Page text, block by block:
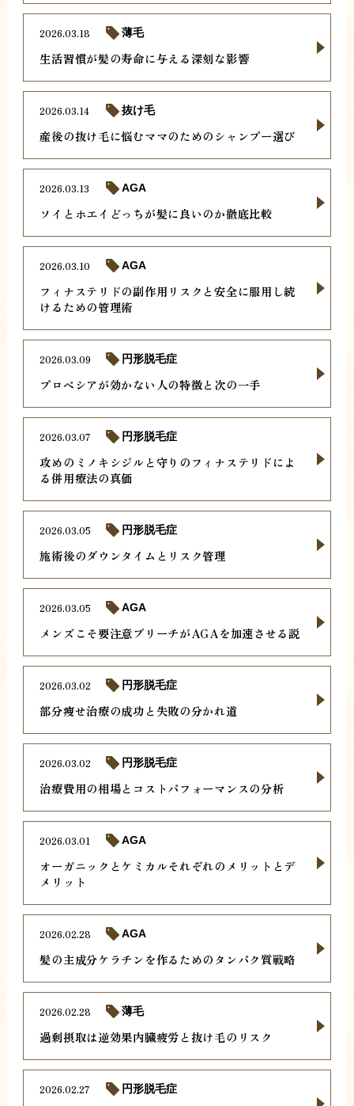
生活習慣が髪の寿命に与える深刻な影響
2026.03.18 薄毛
産後の抜け毛に悩むママのためのシャンプー選び
2026.03.14 抜け毛
ソイとホエイどっちが髪に良いのか徹底比較
2026.03.13 AGA
フィナステリドの副作用リスクと安全に服用し続
けるための管理術
2026.03.10 AGA
プロペシアが効かない人の特徴と次の一手
2026.03.09 円形脱毛症
攻めのミノキシジルと守りのフィナステリドによ
る併用療法の真価
2026.03.07 円形脱毛症
施術後のダウンタイムとリスク管理
2026.03.05 円形脱毛症
メンズこそ要注意ブリーチがAGAを加速させる説
2026.03.05 AGA
部分痩せ治療の成功と失敗の分かれ道
2026.03.02 円形脱毛症
治療費用の相場とコストパフォーマンスの分析
2026.03.02 円形脱毛症
オーガニックとケミカルそれぞれのメリットとデ
メリット
2026.03.01 AGA
髪の主成分ケラチンを作るためのタンパク質戦略
2026.02.28 AGA
過剰摂取は逆効果内臓疲労と抜け毛のリスク
2026.02.28 薄毛
2026.02.27 円形脱毛症